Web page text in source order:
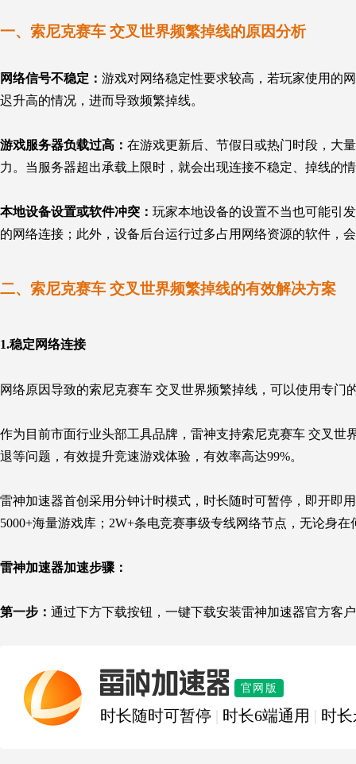
一、 索尼克赛车 交叉世界频繁掉线的原因分析
网络信号不稳定： 游戏对网络稳定性要求较高，若玩家使用的
迟升高的情况，进而导致频繁掉线。
游戏服务器负载过高： 在游戏更新后、节假日或热门时段，大
力。当服务器超出承载上限时，就会出现连接不稳定、掉线的
本地设备设置或软件冲突： 玩家本地设备的设置不当也可能引
的网络连接；此外，设备后台运行过多占用网络资源的软件，
二、 索尼克赛车 交叉世界频繁掉线的有效解决方案
1.稳定 网络连接
网络原因导致的索尼克赛车 交叉世界频繁掉线，可以使用专门
作为目前市面行业头部工具品牌，雷神支持索尼克赛车 交叉世
退等问题，有效提升竞速游戏体验，有效率高达99%。
雷神加速器首创采用分钟计时模式，时长随时可暂停，即开即
5000+海量游戏库；2W+条电竞赛事级专线网络节点，无论身
雷神加速器加速步骤：
第一步： 通过下方下载按钮，一键下载安装雷神加速器官方客
雷神加速器 官网版
时长随时可暂停 时长6端通用 时